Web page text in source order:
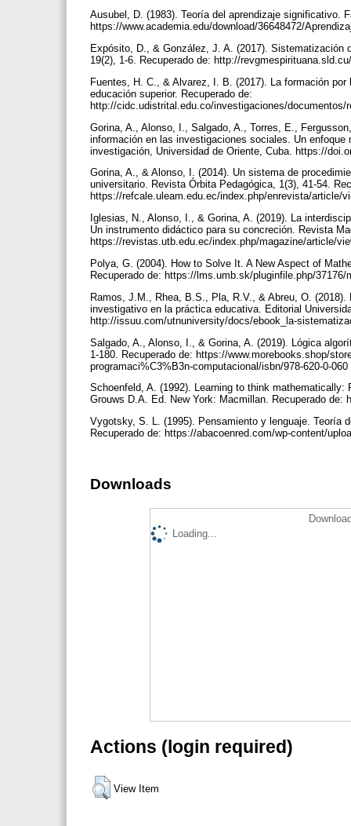
Ausubel, D. (1983). Teoría del aprendizaje significativo.
https://www.academia.edu/download/36648472/
Expósito, D., & González, J. A. (2017).
19(2), 1-6. Recuperado de: http://
Fuentes, H. C., & Alvarez, I. B. (2017). La formación
educación superior. Recuperado de:
http://cidc.udistrital.edu.co/investigaciones/
Gorina, A., Alonso, I., Salgado, A., Torres, E.,
información en las investigaciones sociales. Un
investigación, Universidad de Oriente, Cuba. https://
Gorina, A., & Alonso, I. (2014). Un sistema de
universitario. Revista Órbita Pedagógica, 1(3), 41-54.
https://refcale.uleam.edu.ec/index.php/enrevista/article/
Iglesias, N., Alonso, I., & Gorina, A. (2019). La
Un instrumento didáctico para su concreción. Revista
https://revistas.utb.edu.ec/index.php/magazine/article/
Polya, G. (2004). How to Solve It. A New Aspect of
Recuperado de: https://lms.umb.sk/pluginfile.php/
Ramos, J.M., Rhea, B.S., Pla, R.V., & Abreu, O.
investigativo en la práctica educativa. Editorial
http://issuu.com/utnuniversity/docs/ebook_la-
Salgado, A., Alonso, I., & Gorina, A. (2019). Lógica
1-180. Recuperado de: https://www.morebooks.shop/
programaci%C3%B3n-computacional/isbn/978-620-0-
Schoenfeld, A. (1992). Learning to think
Grouws D.A. Ed. New York: Macmillan. Recuperado
Vygotsky, S. L. (1995). Pensamiento y lenguaje. Teoría
Recuperado de: https://abacoenred.com/wp-content/
Downloads
Loading...
Actions (login required)
View Item